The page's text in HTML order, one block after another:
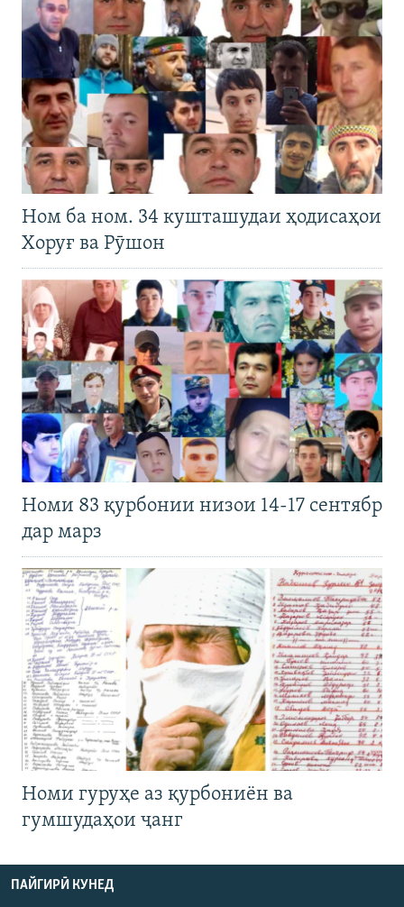
Ном ба ном. 34 кушташудаи ҳодисаҳои
Хоруғ ва Рӯшон
Номи 83 қурбонии низои 14-17 сентябр
дар марз
Номи гуруҳе аз қурбониён ва
гумшудаҳои ҷанг
ПАЙГИРӢ КУНЕД